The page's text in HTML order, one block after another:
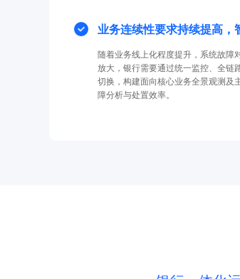
业务连续性要求持续提高，
随着业务线上化程度提升，系统故障
放大，银行需要通过统一监控、全链
切换，构建面向核心业务全景观测及
障分析与处置效率。